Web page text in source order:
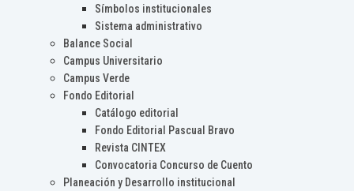
Símbolos institucionales
Sistema administrativo
Balance Social
Campus Universitario
Campus Verde
Fondo Editorial
Catálogo editorial
Fondo Editorial Pascual Bravo
Revista CINTEX
Convocatoria Concurso de Cuento
Planeación y Desarrollo institucional